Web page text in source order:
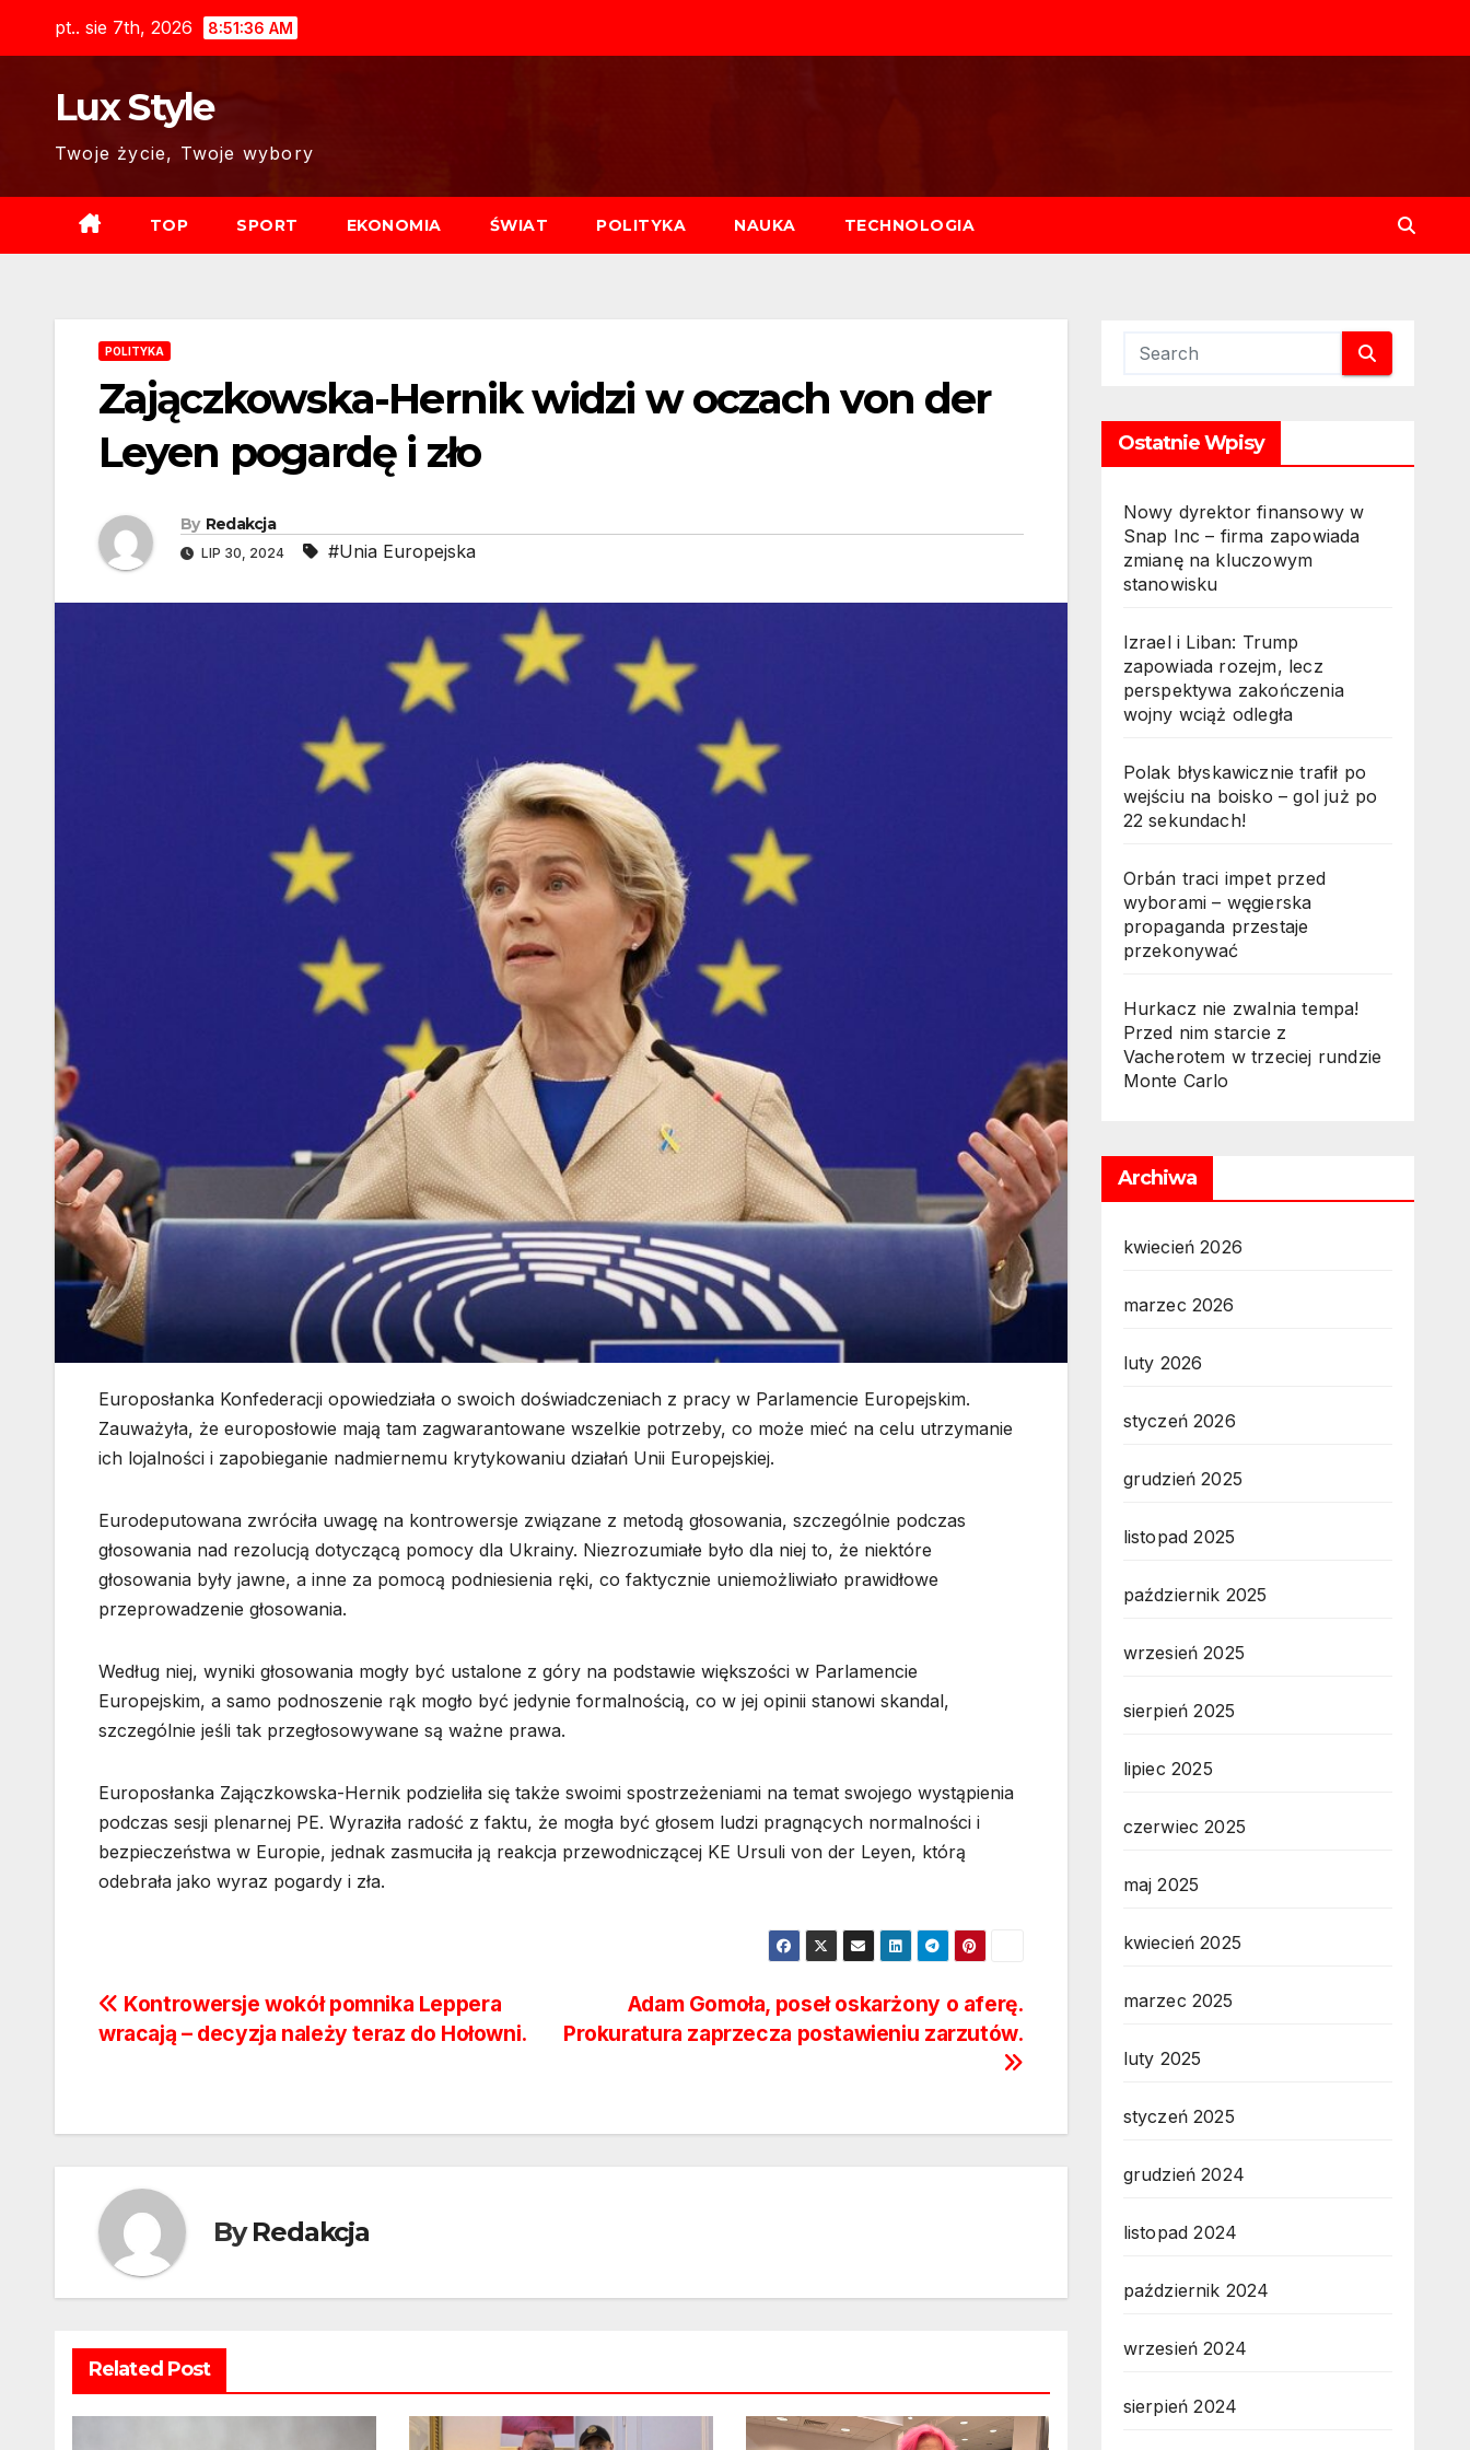
pt.. sie 7th, 2026 8:51:38 AM
Lux Style
Twoje życie, Twoje wybory
TOP SPORT EKONOMIA ŚWIAT POLITYKA NAUKA TECHNOLOGIA
POLITYKA
Zajączkowska-Hernik widzi w oczach von der
Leyen pogardę i zło
By Redakcja
LIP 30, 2024 #Unia Europejska
Europosłanka Konfederacji opowiedziała o swoich doświadczeniach z pracy w Parlamencie Europejskim.
Zauważyła, że europosłowie mają tam zagwarantowane wszelkie potrzeby, co może mieć na celu utrzymanie
ich lojalności i zapobieganie nadmiernemu krytykowaniu działań Unii Europejskiej.
Eurodeputowana zwróciła uwagę na kontrowersje związane z metodą głosowania, szczególnie podczas
głosowania nad rezolucją dotyczącą pomocy dla Ukrainy. Niezrozumiałe było dla niej to, że niektóre
głosowania były jawne, a inne za pomocą podniesienia ręki, co faktycznie uniemożliwiało prawidłowe
przeprowadzenie głosowania.
Według niej, wyniki głosowania mogły być ustalone z góry na podstawie większości w Parlamencie
Europejskim, a samo podnoszenie rąk mogło być jedynie formalnością, co w jej opinii stanowi skandal,
szczególnie jeśli tak przegłosowywane są ważne prawa.
Europosłanka Zajączkowska-Hernik podzieliła się także swoimi spostrzeżeniami na temat swojego wystąpienia
podczas sesji plenarnej PE. Wyraziła radość z faktu, że mogła być głosem ludzi pragnących normalności i
bezpieczeństwa w Europie, jednak zasmuciła ją reakcja przewodniczącej KE Ursuli von der Leyen, którą
odebrała jako wyraz pogardy i zła.
Nawigacja
wpisu
Adam Gomoła, poseł oskarżony o aferę.
Prokuratura zaprzecza postawieniu zarzutów.
Kontrowersje wokół pomnika Leppera
wracają – decyzja należy teraz do Hołowni.
ByRedakcja
Related Post
Ostatnie Wpisy
Nowy dyrektor finansowy w
Snap Inc – firma zapowiada
zmianę na kluczowym
stanowisku
Izrael i Liban: Trump
zapowiada rozejm, lecz
perspektywa zakończenia
wojny wciąż odległa
Polak błyskawicznie trafił po
wejściu na boisko – gol już po
22 sekundach!
Orbán traci impet przed
wyborami – węgierska
propaganda przestaje
przekonywać
Hurkacz nie zwalnia tempa!
Przed nim starcie z
Vacherotem w trzeciej rundzie
Monte Carlo
Archiwa
kwiecień 2026
marzec 2026
luty 2026
styczeń 2026
grudzień 2025
listopad 2025
październik 2025
wrzesień 2025
sierpień 2025
lipiec 2025
czerwiec 2025
maj 2025
kwiecień 2025
marzec 2025
luty 2025
styczeń 2025
grudzień 2024
listopad 2024
październik 2024
wrzesień 2024
sierpień 2024